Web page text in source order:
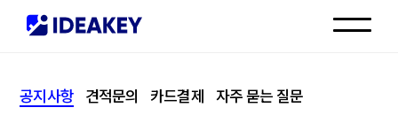
고객센터
공지사항 견적문의 카드결제 자주 묻는 질문